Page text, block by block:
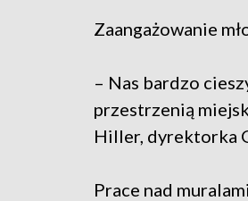
Zaangażowanie
– Nas bardzo
przestrzenią
Hiller, dyrektorka
Prace nad